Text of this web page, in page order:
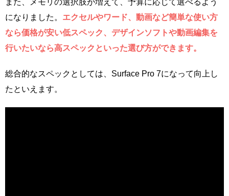
また、メモリの選択肢が増えて、予算に応じて選べるよう
になりました。 エクセルやワード、動画など簡単な使い方
なら価格が安い低スペック、デザインソフトや動画編集を
行いたいなら高スペックといった選び方ができます。
総合的なスペックとしては、Surface Pro 7になって向上し
たといえます。